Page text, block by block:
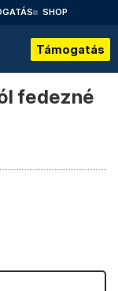
SHOP
Támogatás
fedezné